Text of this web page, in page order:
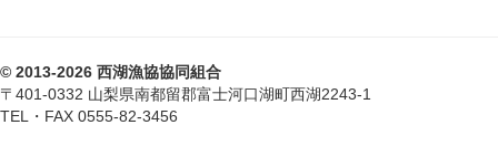
© 2013-2026 西湖漁協協同組合
〒401-0332 山梨県南都留郡富士河口湖町西湖2243-1
TEL・FAX 0555-82-3456